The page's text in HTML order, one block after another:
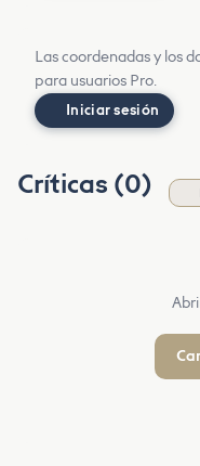
Las coordenadas y los
para usuarios Pro.
Iniciar sesión
Críticas (0)